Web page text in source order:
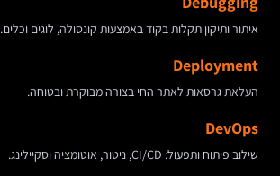
איתור ותיקון תקלות בקוד באמצעות קונסולה, לוגים וכלים.
Deployment
העלאת גרסאות לאתר החי בצורה מבוקרת ובטוחה.
DevOps
שילוב פיתוח ותפעול: CI/CD, ניטור, אוטומציה וסקיילינג.